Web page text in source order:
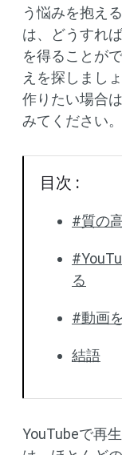
う悩みを抱え
は、どうすれ
を得ることが
えを探しまし
作りたい場合は
みてください。
目次 :
#質の
る
#動画
結語
YouTubeで再